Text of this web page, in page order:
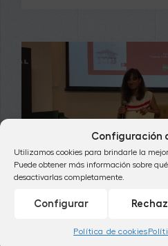
Configuración
Utilizamos cookies para brindarle la
Puede obtener más información sobre
desactivarlas completamente.
Configurar
Política de cookies
Seis amigos y
hórreo